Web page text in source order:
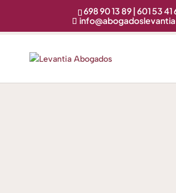
698 90 13 89 | 601 53 41